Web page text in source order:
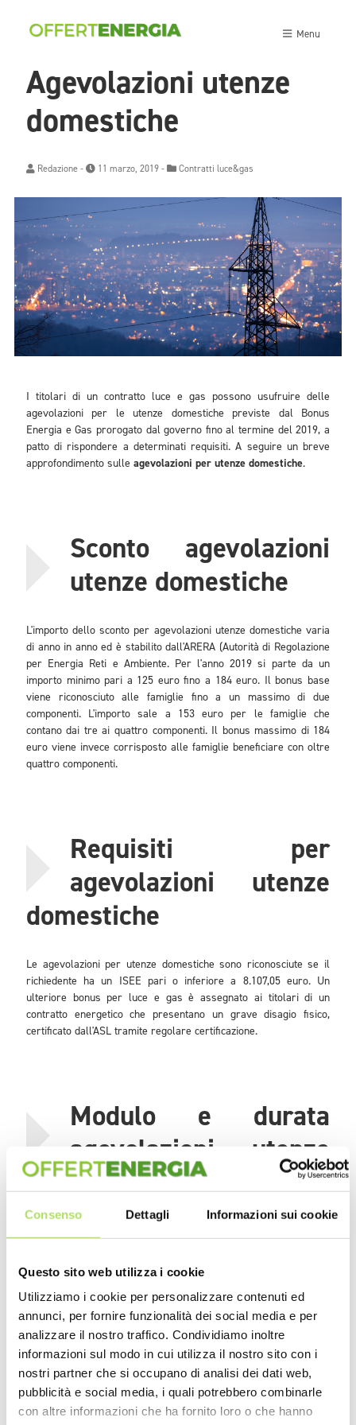
Consenso Dettagli Informazioni sui cookie
Questo sito web utilizza i cookie
Utilizziamo i cookie per personalizzare contenuti ed
annunci, per fornire funzionalità dei social media e per
analizzare il nostro traffico. Condividiamo inoltre
informazioni sul modo in cui utilizza il nostro sito con i
nostri partner che si occupano di analisi dei dati web,
pubblicità e social media, i quali potrebbero combinarle
con altre informazioni che ha fornito loro o che hanno
Menu
Agevolazioni utenze
domestiche
Redazione- 11 marzo, 2019 - Contratti luce&gas
I titolari di un contratto luce e gas possono usufruire delle
agevolazioni per le utenze domestiche previste dal Bonus
Energia e Gas prorogato dal governo fino al termine del 2019, a
patto di rispondere a determinati requisiti. A seguire un breve
approfondimento sulle agevolazioni per utenze domestiche.
Sconto agevolazioni
utenze domestiche
L'importo dello sconto per agevolazioni utenze domestiche varia
di anno in anno ed è stabilito dall'ARERA (Autorità di Regolazione
per Energia Reti e Ambiente. Per l'anno 2019 si parte da un
importo minimo pari a 125 euro fino a 184 euro. Il bonus base
viene riconosciuto alle famiglie fino a un massimo di due
componenti. L'importo sale a 153 euro per le famiglie che
contano dai tre ai quattro componenti. Il bonus massimo di 184
euro viene invece corrisposto alle famiglie beneficiare con oltre
quattro componenti.
Requisiti per
agevolazioni utenze
domestiche
Le agevolazioni per utenze domestiche sono riconosciute se il
richiedente ha un ISEE pari o inferiore a 8.107,05 euro. Un
ulteriore bonus per luce e gas è assegnato ai titolari di un
contratto energetico che presentano un grave disagio fisico,
certificato dall'ASL tramite regolare certificazione.
Modulo e durata
agevolazioni utenze
domestiche
comune di residenza, sarà poi il centro di assistenza fiscale a
trasmettere il modulo con allegato l'ISEE e/o la certificazione
ASL. La durata del bonus luce e gas 2019 è pari a 12 mesi ed è
rinnovabile per ulteriori 12 mesi.
Redazione